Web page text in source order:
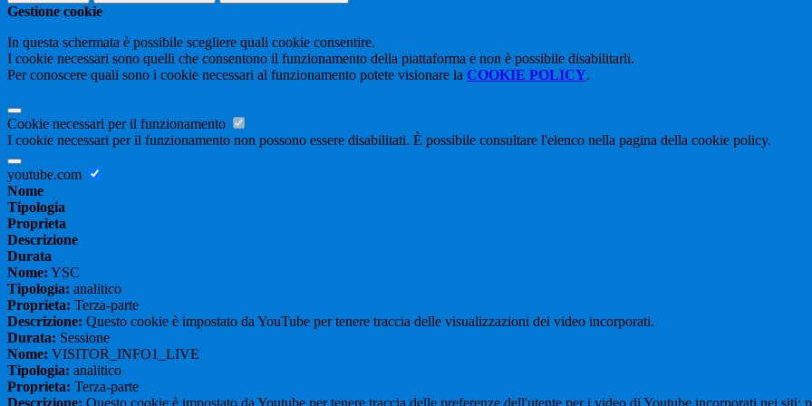
Gestione cookie
In questa schermata è possibile scegliere quali cookie consentire.
I cookie necessari sono quelli che consentono il funzionamento della piattaforma e non è possibile disabilitarli.
Per conoscere quali sono i cookie necessari al funzionamento potete visionare la COOKIE POLICY.
Cookie necessari per il funzionamento
I cookie necessari per il funzionamento non possono essere disabilitati. È possibile consultare l'elenco nella pagina della cookie policy.
youtube.com
Nome
Tipologia
Proprieta
Descrizione
Durata
Nome: YSC
Tipologia: analitico
Proprieta: Terza-parte
Descrizione: Questo cookie è impostato da YouTube per tenere traccia delle visualizzazioni dei video incorporati.
Durata: Sessione
Nome: VISITOR_INFO1_LIVE
Tipologia: analitico
Proprieta: Terza-parte